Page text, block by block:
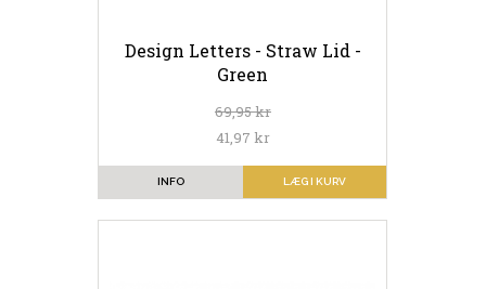
Design Letters - Straw Lid -
Green
69,95 kr
41,97 kr
LÆG I KURV
INFO